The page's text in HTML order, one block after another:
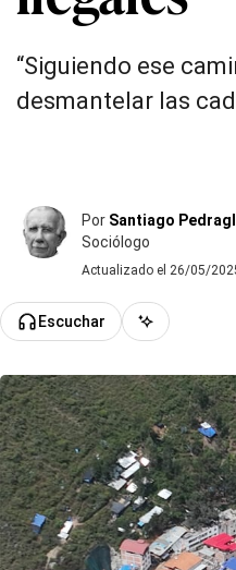
“Siguiendo ese
desmantelar las
Por Santiago
Sociólogo
Actualizado el 26/05/
Escuchar